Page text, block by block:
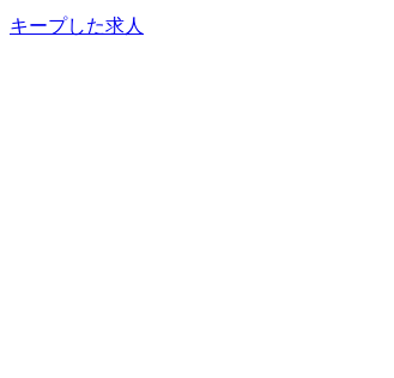
キープした求人